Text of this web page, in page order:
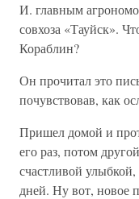
И. главным
совхоза «Тауйск».
Кораблин?
Он прочитал это
почувствовав, как
Пришел домой и
его раз, потом
счастливой
дней. Ну вот, новое